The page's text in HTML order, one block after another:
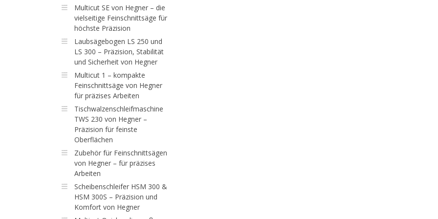
Multicut SE von Hegner – die
vielseitige Feinschnittsäge für
höchste Präzision
Laubsägebogen LS 250 und
LS 300 – Präzision, Stabilität
und Sicherheit von Hegner
Multicut 1 – kompakte
Feinschnittsäge von Hegner
für präzises Arbeiten
Tischwalzenschleifmaschine
TWS 230 von Hegner –
Präzision für feinste
Oberflächen
Zubehör für Feinschnittsägen
von Hegner – für präzises
Arbeiten
Scheibenschleifer HSM 300 &
HSM 300S – Präzision und
Komfort von Hegner